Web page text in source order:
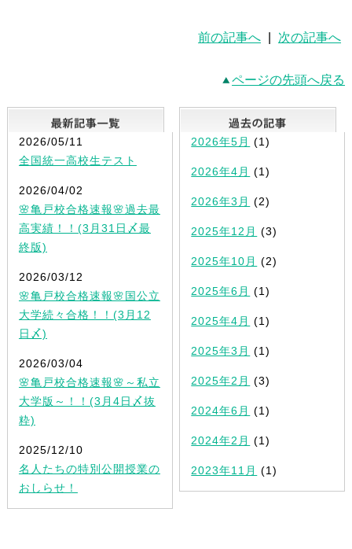
前の記事へ 次の記事へ
ページの先頭へ戻る
最新記事一覧
2026/05/11
全国統一高校生テスト
2026/04/02
🌸亀戸校合格速報🌸過去最
高実績！！(3月31日〆最
終版)
2026/03/12
🌸亀戸校合格速報🌸国公立
大学続々合格！！(3月12
日〆)
2026/03/04
🌸亀戸校合格速報🌸～私立
大学版～！！(3月4日〆抜
粋)
2025/12/10
名人たちの特別公開授業の
おしらせ！
2026年5月 (1)
2026年4月 (1)
2026年3月 (2)
2025年12月 (3)
2025年10月 (2)
2025年6月 (1)
2025年4月 (1)
2025年3月 (1)
2025年2月 (3)
2024年6月 (1)
2024年2月 (1)
2023年11月 (1)